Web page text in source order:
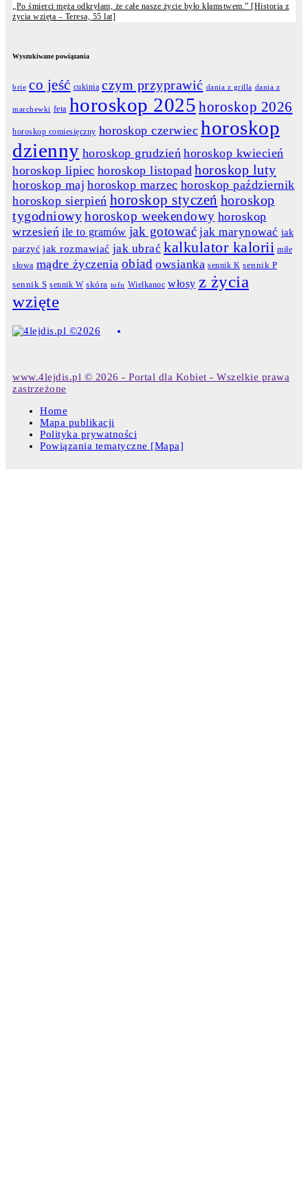
„Po śmierci męża odkryłam, że całe nasze życie było kłamstwem.” [Historia z
życia wzięta – Teresa, 55 lat]
Wyszukiwane powiązania
brie co jeść cukinia czym przyprawić dania z grilla dania z
marchewki feta horoskop 2025 horoskop 2026
horoskop comiesięczny horoskop czerwiec horoskop
dzienny horoskop grudzień horoskop kwiecień
horoskop lipiec horoskop listopad horoskop luty
horoskop maj horoskop marzec horoskop październik
horoskop sierpień horoskop styczeń horoskop
tygodniowyhoroskop weekendowy horoskop
wrzesień ile to gramów jak gotować jak marynować jak
parzyć jak rozmawiać jak ubrać kalkulator kalorii miłe
słowa mądre życzenia obiad owsianka sennik K sennik P
sennik S sennik W skóra tofu Wielkanoc włosy z życia
wzięte
www.4lejdis.pl © 2026 - Portal dla Kobiet - Wszelkie prawa
zastrzeżone
Home
Mapa publikacji
Polityka prywatności
Powiązania tematyczne [Mapa]